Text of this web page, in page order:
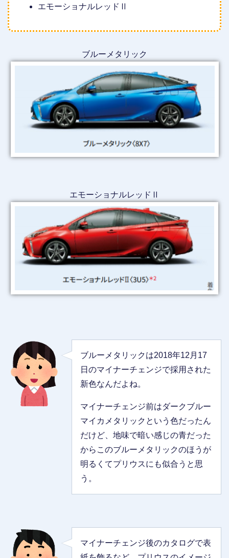
エモーショナルレッドⅡ
ブルーメタリック
エモーショナルレッドⅡ
ブルーメタリックは2018年12月17
日のマイナーチェンジで採用された
新色なんだよね。
マイナーチェンジ前はダークブルー
マイカメタリックという色だったん
だけど、地味で暗い感じの青だった
からこのブルーメタリックのほうが
明るくてプリウスにも似合うと思
う。
マイナーチェンジ後のカタログで表